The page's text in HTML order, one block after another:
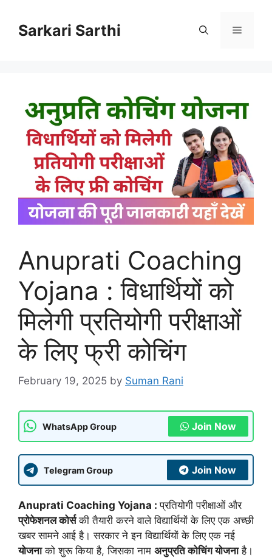
contentSarkari Sarthi Menu
Anuprati Coaching
Yojana : विधार्थियों को
मिलेगी प्रतियोगी परीक्षाओं
के लिए फ्री कोचिंग
February 19, 2025 by Suman Rani
WhatsApp Group Join Now
Telegram Group Join Now
Anuprati Coaching Yojana :प्रतियोगी परीक्षाओं और
प्रोफेशनल कोर्सकी तैयारी करने वाले विद्यार्थियों के लिए एक अच्छी
खबर सामने आई है। सरकार ने इन विद्यार्थियों के लिए एक नई
योजनाको शुरू किया है, जिसका नाम अनुप्रति कोचिंग योजनाहै।